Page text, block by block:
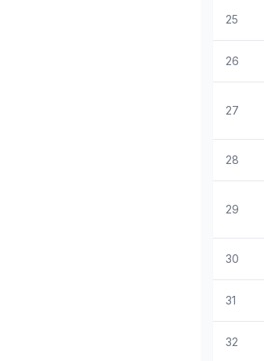
25
26
27
28
29
30
31
32